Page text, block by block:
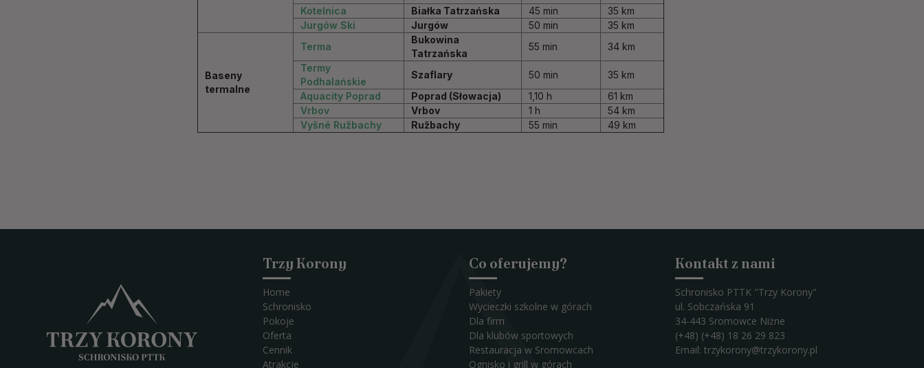
Kotelnica
Białka Tatrzańska 45 min
35 km
Jurgów Ski
Jurgów 50 min 35 km
Baseny
termalne
Terma
Bukowina
Tatrzańska
55 min
34 km
Termy
Podhalańskie
Szaflary 50 min
35 km
Aquacity Poprad
Poprad (Słowacja) 1,10 h
61 km
Vrbov
Vrbov 1 h
54 km
Vyšné Ružbachy
Ružbachy 55 min 49 km
Trzy Korony
Home
Schronisko
Pokoje
Oferta
Cennik
Atrakcje
Co oferujemy?
Pakiety
Wycieczki szkolne w górach
Dla firm
Dla klubów sportowych
Restauracja w Sromowcach
Ognisko i grill w górach
Kontakt z nami
Schronisko PTTK "Trzy Korony"
ul. Sobczańska 91
34-443 Sromowce Niżne
(+48) (+48) 18 26 29 823
Email: trzykorony@trzykorony.pl